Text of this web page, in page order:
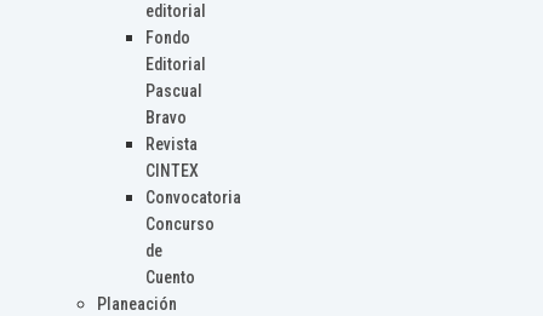
editorial
Fondo
Editorial
Pascual
Bravo
Revista
CINTEX
Convocatoria
Concurso
de
Cuento
Planeación